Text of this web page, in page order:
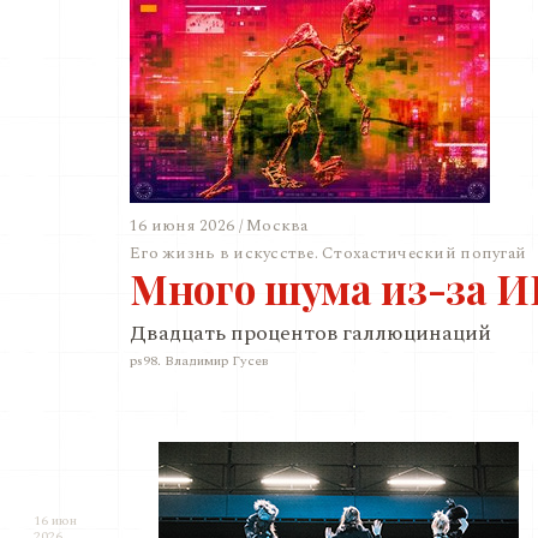
16 июня 2026 / Москва
Его жизнь в искусстве. Стохастический попугай
Много шума из-за
Двадцать процентов галлюцинаций
ps98. Владимир Гусев
16 июн